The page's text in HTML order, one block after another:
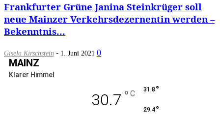
Frankfurter Grüne Janina Steinkrüger soll
neue Mainzer Verkehrsdezernentin werden –
Bekenntnis...
Gisela Kirschstein - 1. Juni 2021 0
MAINZ
Klarer Himmel
30.7 ° C 31.8 °
29.4°